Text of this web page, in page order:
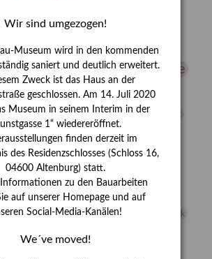
von Lindenau
Felixmüller Depot
Erlebnisportal estrusker Exlibris
Festrede Florenz Fotografie
Antike und heute
Preis
Gerhard Kurt Müller
griechische Mythologie
Gabelentz Heinrich Kirchhoff Heldinnen
Insekten
Italien Jahresempfang
Korkmodelle Kunst
Kunst von Kühl
Künstler Künstlerin Lehmbruck
Museumsnacht
Wir sind umgezogen!
Museum wird in den kommenden
saniert und deutlich erweitert.
Zweck ist das Haus an der
geschlossen. Am 14. Juli 2020
Museum in seinem Interim in der
1“ wiedereröffnet.
finden derzeit im
des Residenzschlosses (Schloss 16,
04600 Altenburg) statt.
zu den Bauarbeiten
auf unserer Homepage und auf
Social-Media-Kanälen!
We´ve moved!